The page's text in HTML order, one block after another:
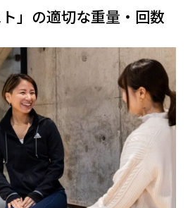
ト」の適切な重量・回数